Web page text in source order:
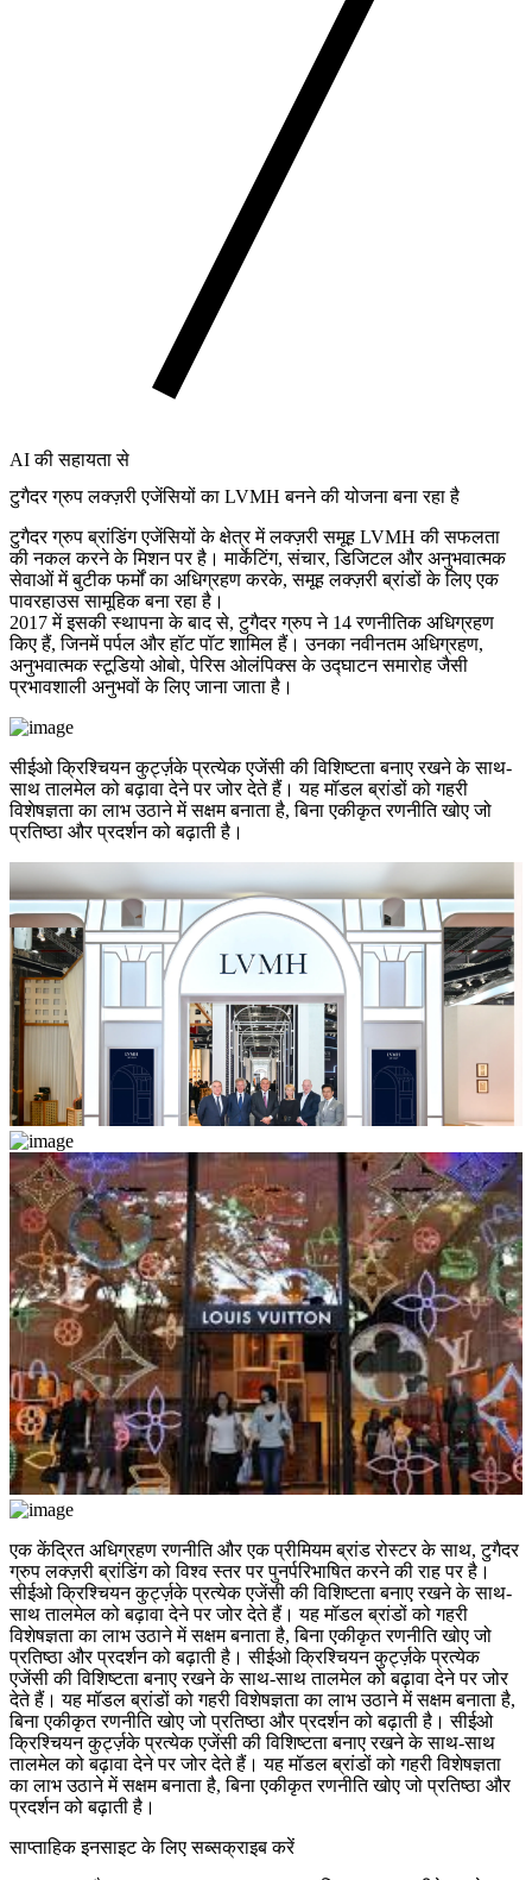
AI की सहायता से
टुगैदर ग्रुप लक्ज़री एजेंसियों का LVMH बनने की योजना बना रहा है
टुगैदर ग्रुप ब्रांडिंग एजेंसियों के क्षेत्र में लक्ज़री समूह LVMH की सफलता
की नकल करने के मिशन पर है। मार्केटिंग, संचार, डिजिटल और अनुभवात्मक
सेवाओं में बुटीक फर्मों का अधिग्रहण करके, समूह लक्ज़री ब्रांडों के लिए एक
पावरहाउस सामूहिक बना रहा है।
2017 में इसकी स्थापना के बाद से, टुगैदर ग्रुप ने 14 रणनीतिक अधिग्रहण
किए हैं, जिनमें पर्पल और हॉट पॉट शामिल हैं। उनका नवीनतम अधिग्रहण,
अनुभवात्मक स्टूडियो ओबो, पेरिस ओलंपिक्स के उद्घाटन समारोह जैसी
प्रभावशाली अनुभवों के लिए जाना जाता है।
सीईओ क्रिश्चियन कुर्ट्ज़के प्रत्येक एजेंसी की विशिष्टता बनाए रखने के साथ-
साथ तालमेल को बढ़ावा देने पर जोर देते हैं। यह मॉडल ब्रांडों को गहरी
विशेषज्ञता का लाभ उठाने में सक्षम बनाता है, बिना एकीकृत रणनीति खोए जो
प्रतिष्ठा और प्रदर्शन को बढ़ाती है।
एक केंद्रित अधिग्रहण रणनीति और एक प्रीमियम ब्रांड रोस्टर के साथ, टुगैदर
ग्रुप लक्ज़री ब्रांडिंग को विश्व स्तर पर पुनर्परिभाषित करने की राह पर है।
सीईओ क्रिश्चियन कुर्ट्ज़के प्रत्येक एजेंसी की विशिष्टता बनाए रखने के साथ-
साथ तालमेल को बढ़ावा देने पर जोर देते हैं। यह मॉडल ब्रांडों को गहरी
विशेषज्ञता का लाभ उठाने में सक्षम बनाता है, बिना एकीकृत रणनीति खोए जो
प्रतिष्ठा और प्रदर्शन को बढ़ाती है। सीईओ क्रिश्चियन कुर्ट्ज़के प्रत्येक
एजेंसी की विशिष्टता बनाए रखने के साथ-साथ तालमेल को बढ़ावा देने पर जोर
देते हैं। यह मॉडल ब्रांडों को गहरी विशेषज्ञता का लाभ उठाने में सक्षम बनाता है,
बिना एकीकृत रणनीति खोए जो प्रतिष्ठा और प्रदर्शन को बढ़ाती है। सीईओ
क्रिश्चियन कुर्ट्ज़के प्रत्येक एजेंसी की विशिष्टता बनाए रखने के साथ-साथ
तालमेल को बढ़ावा देने पर जोर देते हैं। यह मॉडल ब्रांडों को गहरी विशेषज्ञता
का लाभ उठाने में सक्षम बनाता है, बिना एकीकृत रणनीति खोए जो प्रतिष्ठा और
प्रदर्शन को बढ़ाती है।
साप्ताहिक इनसाइट के लिए सब्सक्राइब करें